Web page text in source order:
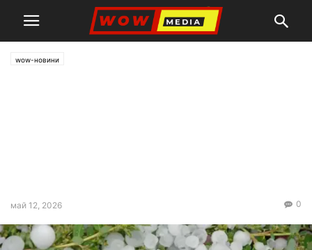
wow-новини
май 12, 2026 0